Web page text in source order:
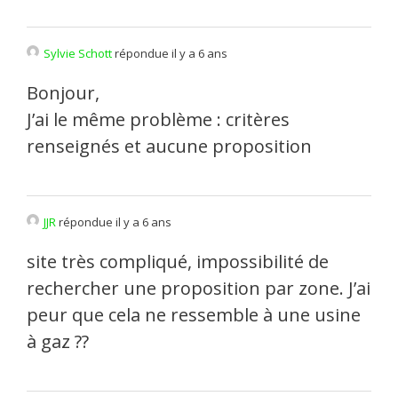
Sylvie Schottrépondue il y a 6 ans
Bonjour,
J’ai le même problème : critères
renseignés et aucune proposition
JJRrépondue il y a 6 ans
site très compliqué, impossibilité de
rechercher une proposition par zone. J’ai
peur que cela ne ressemble à une usine
à gaz ??